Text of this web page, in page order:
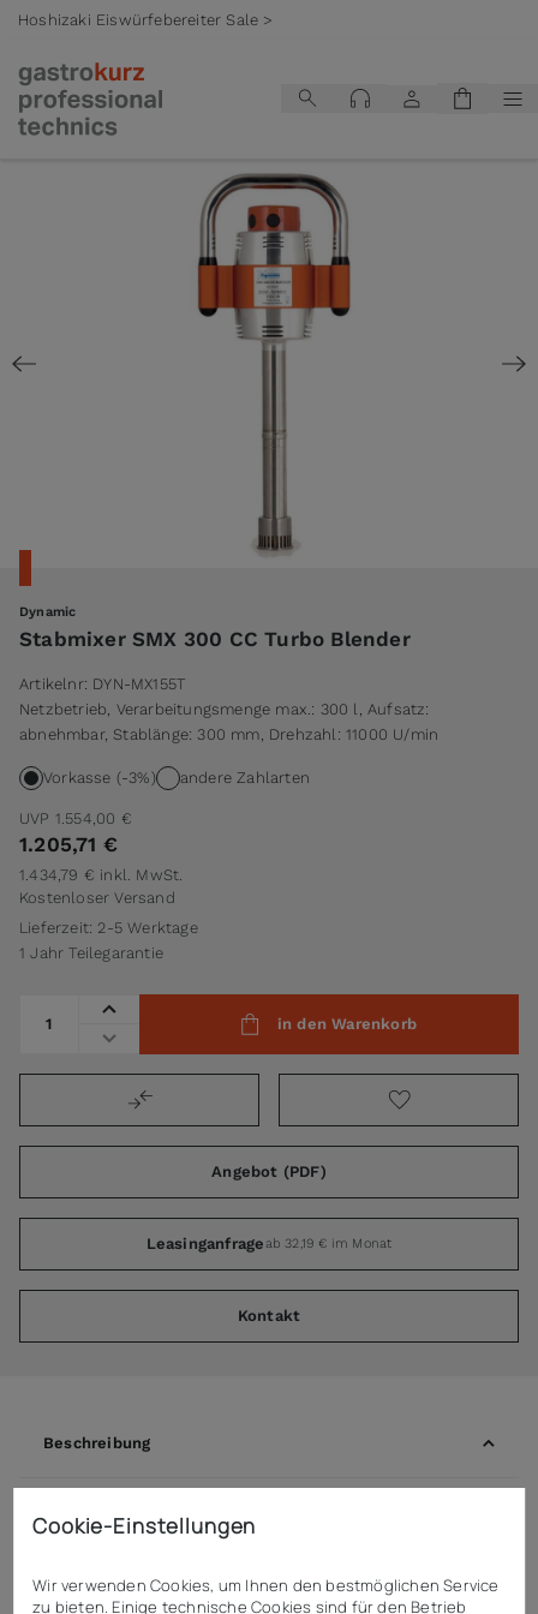
Hoshizaki Eiswürfebereiter Sale >
Dynamic
Stabmixer SMX 300 CC Turbo Blender
Artikelnr: DYN-MX155T
Netzbetrieb, Verarbeitungsmenge max.: 300 l, Aufsatz:
abnehmbar, Stablänge: 300 mm, Drehzahl: 11000 U/min
Vorkasse (-3%) andere Zahlarten
UVP 1.554,00 €
1.205,71 €
1.434,79 € inkl. MwSt.
Kostenloser Versand
Lieferzeit: 2-5 Werktage
1 Jahr Teilegarantie
in den Warenkorb
Angebot (PDF)
Leasinganfrageab 32,19 € im Monat
Kontakt
Beschreibung
Dynamic Stabmixer SMX 300 CC Turbo Blender
perfekt emulgieren, mixen, aufschlagen und binden
Cookie-Einstellungen
Wir verwenden Cookies, um Ihnen den bestmöglichen Service
zu bieten. Einige technische Cookies sind für den Betrieb